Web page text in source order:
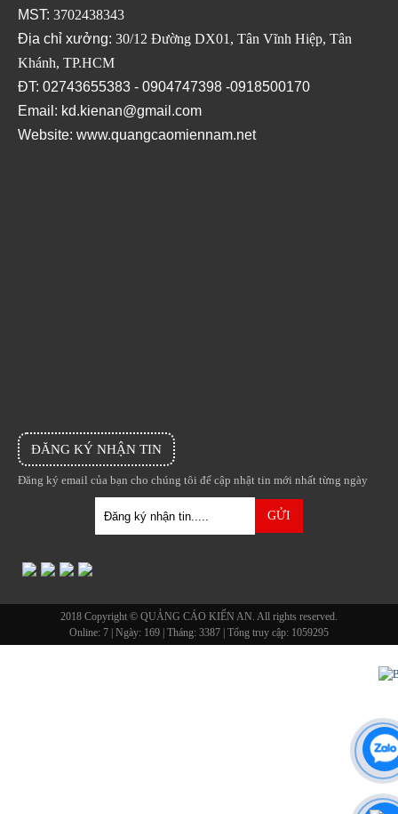
MST: 3702438343
Địa chỉ xưởng: 30/12 Đường DX01, Tân Vĩnh Hiệp, Tân
Khánh, TP.HCM
ĐT: 02743655383 - 0904747398 -0918500170
Email: kd.kienan@gmail.com
Website: www.quangcaomiennam.net
ĐĂNG KÝ NHẬN TIN
Đăng ký email của bạn cho chúng tôi để cập nhật tin mới nhất từng ngày
2018 Copyright © QUẢNG CÁO KIẾN AN. All rights reserved.
Online: 7 | Ngày: 169 | Tháng: 3387 | Tổng truy cập: 1059295